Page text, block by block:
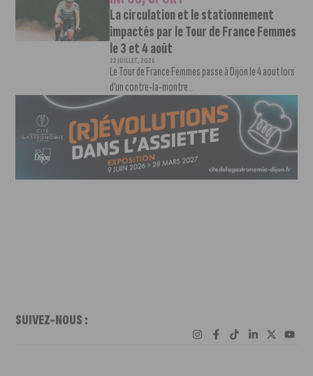
La circulation et le stationnement
impactés par le Tour de France Femmes
le 3 et 4 août
22 JUILLET, 2026
Le Tour de France Femmes passe à Dijon le 4 aout lors
d’un contre-la-montre...
SUIVEZ-NOUS :